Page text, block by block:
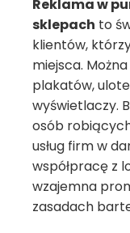
Reklama w
sklepach to
klientów,
miejsca.
plakatów,
wyświetlaczy.
osób
usług firm w
współpracę z
wzajemna
zasadach